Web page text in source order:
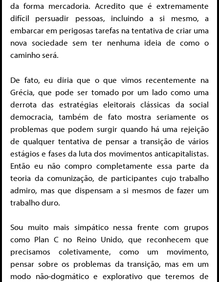
da forma mercadoria. Acredito que é extremamente
difícil persuadir pessoas, incluindo a si mesmo, a
embarcar em perigosas tarefas na tentativa de criar uma
nova sociedade sem ter nenhuma ideia de como o
caminho será.
De fato, eu diria que o que vimos recentemente na
Grécia, que pode ser tomado por um lado como uma
derrota das estratégias eleitorais clássicas da social
democracia, também de fato mostra seriamente os
problemas que podem surgir quando há uma rejeição
de qualquer tentativa de pensar a transição de vários
estágios e fases da luta dos movimentos anticapitalistas.
Então eu não compro completamente essa parte da
teoria da comunização, de participantes cujo trabalho
admiro, mas que dispensam a si mesmos de fazer um
trabalho duro.
Sou muito mais simpático nessa frente com grupos
como Plan C no Reino Unido, que reconhecem que
precisamos coletivamente, como um movimento,
pensar sobre os problemas da transição, mas em um
modo não-dogmático e explorativo que teremos de